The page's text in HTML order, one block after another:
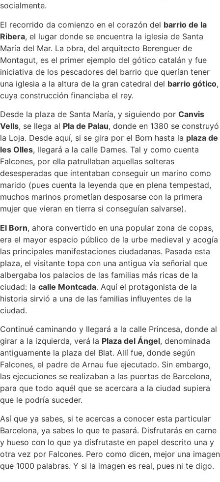
socialmente.
El recorrido da comienzo en el corazón del barrio de la
Ribera, el lugar donde se encuentra la iglesia de Santa
María del Mar. La obra, del arquitecto Berenguer de
Montagut, es el primer ejemplo del gótico catalán y fue
iniciativa de los pescadores del barrio que querían tener
una iglesia a la altura de la gran catedral del barrio gótico,
cuya construcción financiaba el rey.
Desde la plaza de Santa María, y siguiendo por Canvis
Vells, se llega al Pla de Palau, donde en 1380 se construyó
la Loja. Desde aquí, si se gira por el Born hasta la plaza de
les Olles, llegará a la calle Dames. Tal y como cuenta
Falcones, por ella patrullaban aquellas solteras
desesperadas que intentaban conseguir un marino como
marido (pues cuenta la leyenda que en plena tempestad,
muchos marinos prometían desposarse con la primera
mujer que vieran en tierra si conseguían salvarse).
El Born, ahora convertido en una popular zona de copas,
era el mayor espacio público de la urbe medieval y acogía
las principales manifestaciones ciudadanas. Pasada esta
plaza, el visitante topa con una antigua vía señorial que
albergaba los palacios de las familias más ricas de la
ciudad: la calle Montcada. Aquí el protagonista de la
historia sirvió a una de las familias influyentes de la
ciudad.
Continué caminando y llegará a la calle Princesa, donde al
girar a la izquierda, verá la Plaza del Ángel, denominada
antiguamente la plaza del Blat. Allí fue, donde según
Falcones, el padre de Arnau fue ejecutado. Sin embargo,
las ejecuciones se realizaban a las puertas de Barcelona,
para que todo aquél que se acercara a la ciudad supiera
que le podría suceder.
Así que ya sabes, si te acercas a conocer esta particular
Barcelona, ya sabes lo que te pasará. Disfrutarás en carne
y hueso con lo que ya disfrutaste en papel descrito una y
otra vez por Falcones. Pero como dicen, mejor una imagen
que 1000 palabras. Y si la imagen es real, pues ni te digo.